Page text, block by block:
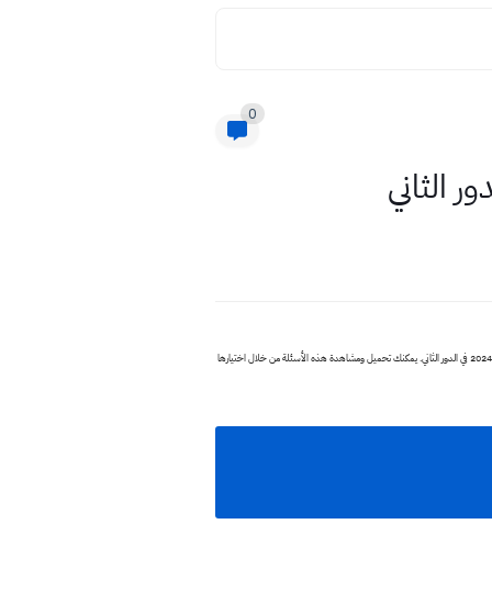
0
أسئلة الصف الثالث المتوسط للعام الدراسي 2024 في الدور الثاني تشمل جميع المواد: الإسلامية، العربية، الإنجليزية، الرياضيات، الأحياء، الكيمياء، الفيزياء، والاجتماعيات. يتم تقديم جميع هذه الأسئلة بدقة عالية لامتحانات عام 2024 في الدور الثاني. يمكنك تحميل ومشاهدة هذه الأسئلة من خلال اختيارها